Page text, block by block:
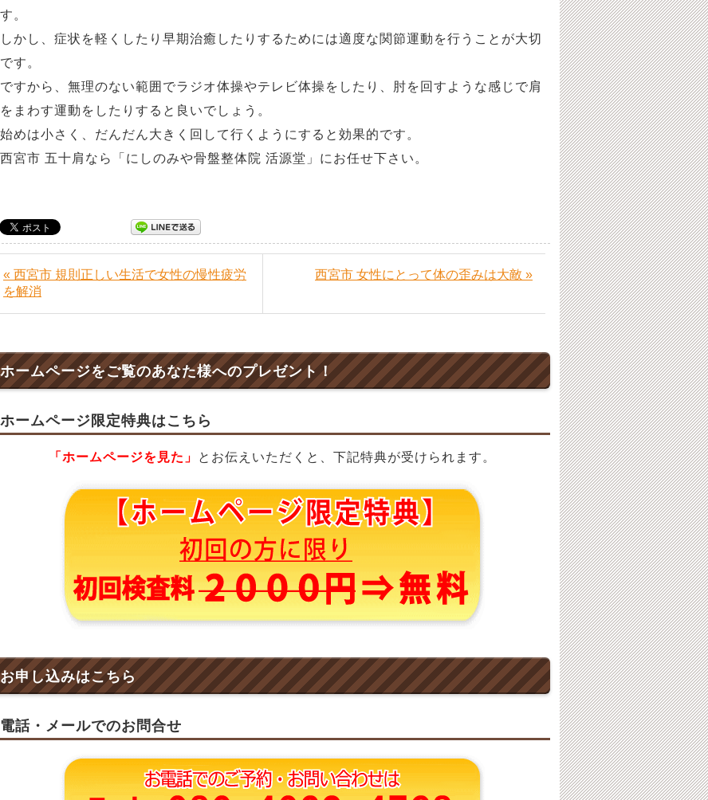
す。
しかし、症状を軽くしたり早期治癒したりするためには適度な関節運動を行うことが大切
です。
ですから、無理のない範囲でラジオ体操やテレビ体操をしたり、肘を回すような感じで肩
をまわす運動をしたりすると良いでしょう。
始めは小さく、だんだん大きく回して行くようにすると効果的です。
西宮市 五十肩なら「にしのみや骨盤整体院 活源堂」にお任せ下さい。
« 西宮市 規則正しい生活で女性の慢性疲労
を解消
西宮市 女性にとって体の歪みは大敵 »
ホームページをご覧のあなた様へのプレゼント！
ホームページ限定特典はこちら
「ホームページを見た」 とお伝えいただくと、下記特典が受けられます。
お申し込みはこちら
電話・メールでのお問合せ